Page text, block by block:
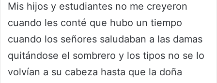
Mis hijos y estudiantes no me creyeron
cuando les conté que hubo un tiempo
cuando los señores saludaban a las damas
quitándose el sombrero y los tipos no se lo
volvían a su cabeza hasta que la doña